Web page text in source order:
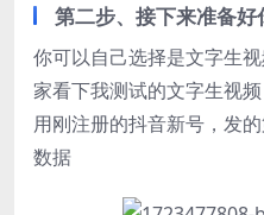
第二步、接下来准备好
你可以自己选择是文字生
家看下我测试的文字生视
用刚注册的抖音新号，发
数据